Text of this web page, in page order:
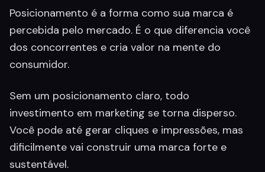
Posicionamento é a forma como sua marca é
percebida pelo mercado. É o que diferencia você
dos concorrentes e cria valor na mente do
consumidor.
Sem um posicionamento claro, todo
investimento em marketing se torna disperso.
Você pode até gerar cliques e impressões, mas
dificilmente vai construir uma marca forte e
sustentável.